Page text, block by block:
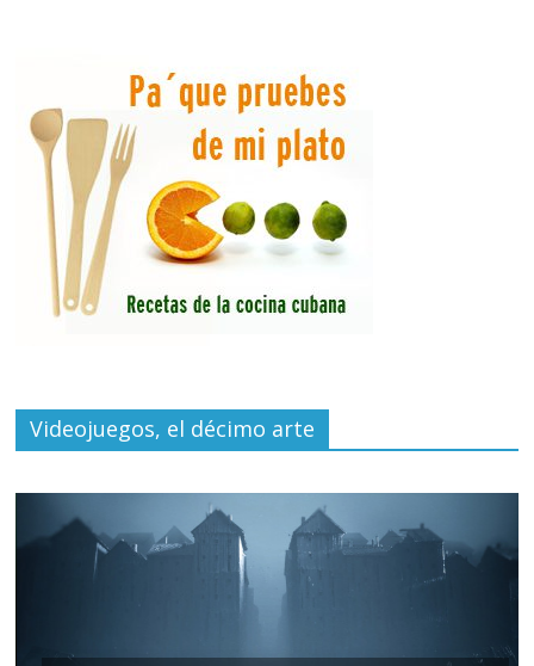
Videojuegos, el décimo arte